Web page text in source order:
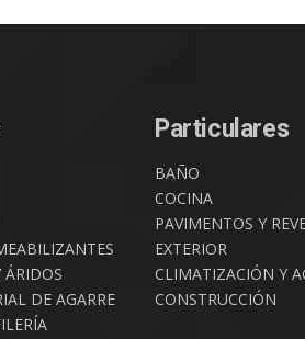
ÁRIDOS
DE AGARRE
Particulares
BAÑO
COCINA
PAVIMENTOS Y
EXTERIOR
CLIMATIZACIÓN Y
CONSTRUCCIÓN